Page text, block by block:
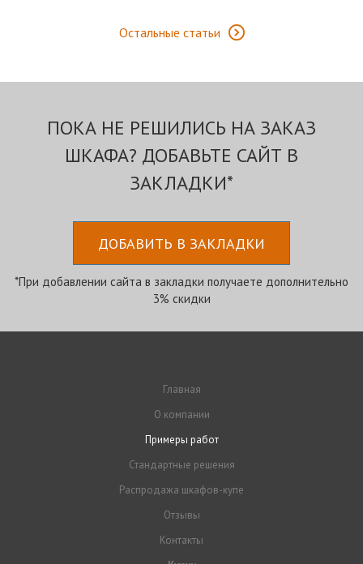
Остальные статьи
ПОКА НЕ РЕШИЛИСЬ НА ЗАКАЗ
ШКАФА? ДОБАВЬТЕ САЙТ В
ЗАКЛАДКИ*
ДОБАВИТЬ В ЗАКЛАДКИ
*При добавлении сайта в закладки получаете дополнительно
3% скидки
Главная
О компании
Примеры работ
Стандартные решения
Распродажа шкафов-купе
Отзывы
Контакты